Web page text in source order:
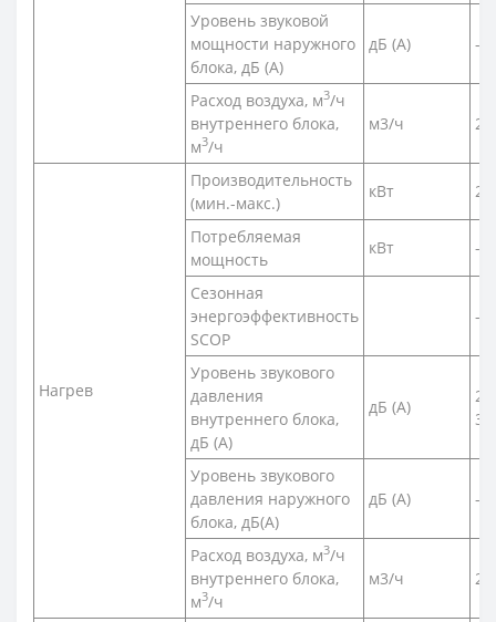
Уровень звуковой
мощности наружного
блока, дБ (А)
дБ (А) -
Расход воздуха, м3/ч
внутреннего блока,
м3/ч
м3/ч
Нагрев
Производительность
(мин.-макс.)
кВт 2,5
Потребляемая
мощность
кВт -
Сезонная
энергоэффективность
SCOP
-
Уровень звукового
давления
внутреннего блока,
дБ (А)
дБ (А)
Уровень звукового
давления наружного
блока, дБ(A)
дБ (А) -
Расход воздуха, м3/ч
внутреннего блока,
м3/ч
м3/ч